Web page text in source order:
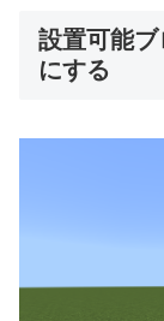
設置可能
にする